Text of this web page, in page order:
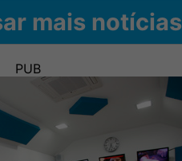
mais notícias
PUB